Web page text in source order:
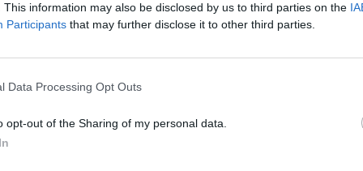
This information may also be disclosed by us to third parties on the
Participants that may further disclose it to other third parties.
Data Processing Opt Outs
opt-out of the Sharing of my personal data.
изпълнява този план през следващите години
ни.
НОВИНИ »